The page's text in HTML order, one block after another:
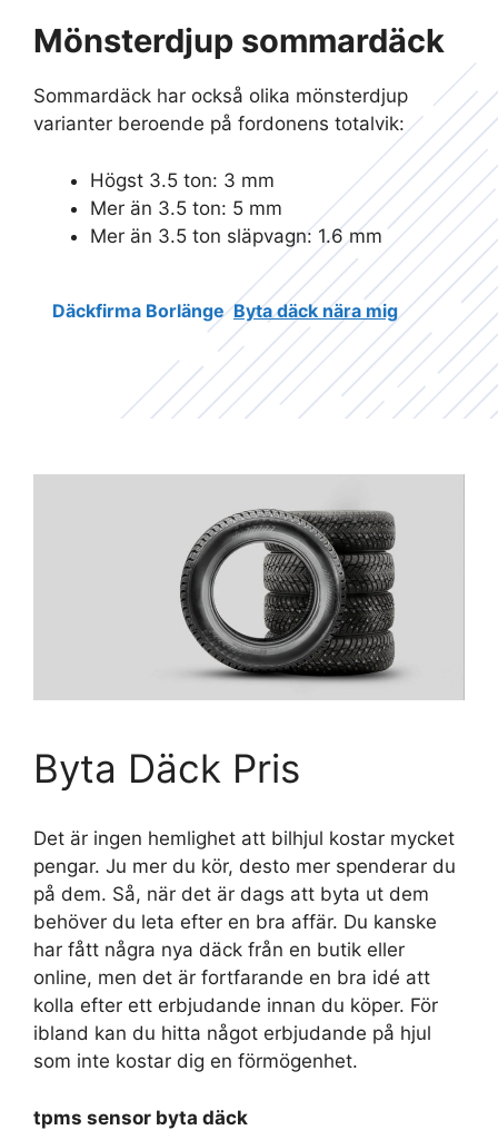
Mönsterdjup sommardäck
Sommardäck har också olika mönsterdjup
varianter beroende på fordonens totalvik:
Högst 3.5 ton: 3 mm
Mer än 3.5 ton: 5 mm
Mer än 3.5 ton släpvagn: 1.6 mm
Däckfirma Borlänge Byta däck nära mig
Byta Däck Pris
Det är ingen hemlighet att bilhjul kostar mycket
pengar. Ju mer du kör, desto mer spenderar du
på dem. Så, när det är dags att byta ut dem
behöver du leta efter en bra affär. Du kanske
har fått några nya däck från en butik eller
online, men det är fortfarande en bra idé att
kolla efter ett erbjudande innan du köper. För
ibland kan du hitta något erbjudande på hjul
som inte kostar dig en förmögenhet.
tpms sensor byta däck